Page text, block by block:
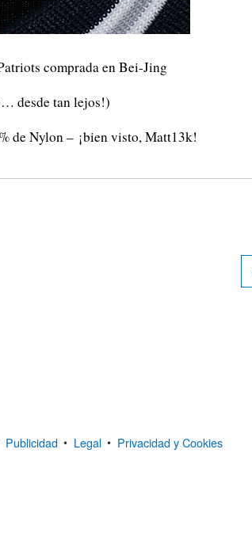
comprada en Bei-Jing
desde tan lejos!)
de Nylon – ¡bien visto, Matt13k!
Publicidad • Legal • Privacidad y Cookies